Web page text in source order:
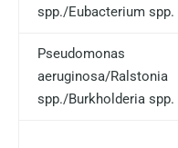
spp./Eubacterium spp.
Pseudomonas
aeruginosa/Ralstonia
spp./Burkholderia spp.
Новороссийск
Новосибирск
Ногинск